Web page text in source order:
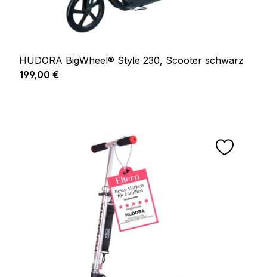
HUDORA BigWheel® Style 230, Scooter schwarz
Regulärer Preis:
199,00 €